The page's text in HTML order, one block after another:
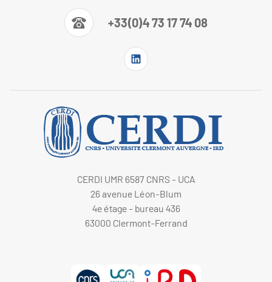
+33(0)4 73 17 74 08
CERDI UMR 6587 CNRS - UCA
26 avenue Léon-Blum
4e étage - bureau 436
63000 Clermont-Ferrand